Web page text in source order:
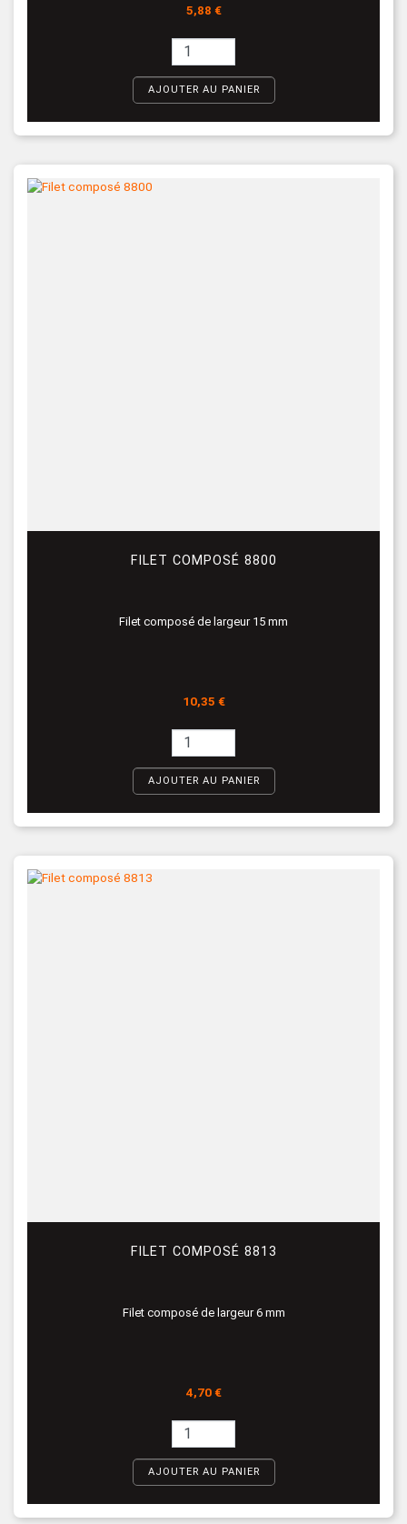
Prix
5,88 €
AJOUTER AU PANIER
FILET COMPOSÉ 8800
Filet composé de largeur 15 mm
Prix
10,35 €
AJOUTER AU PANIER
FILET COMPOSÉ 8813
Filet composé de largeur 6 mm
Prix
4,70 €
AJOUTER AU PANIER